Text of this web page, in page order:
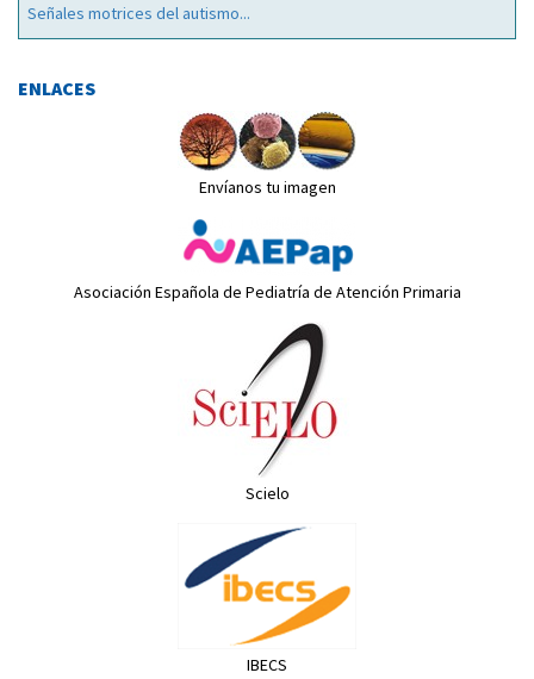
Señales motrices del autismo...
ENLACES
Envíanos tu imagen
Asociación Española de Pediatría de Atención Primaria
Scielo
IBECS